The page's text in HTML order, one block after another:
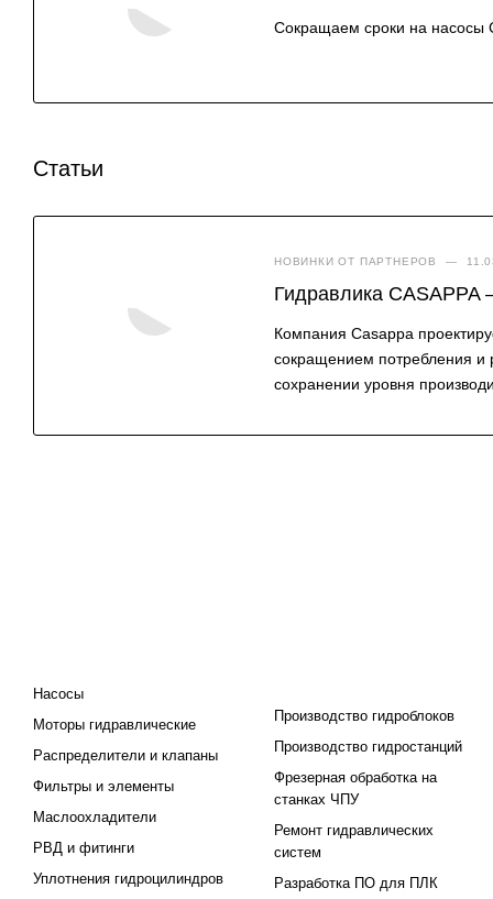
Сокращаем сроки на насосы
Статьи
НОВИНКИ ОТ ПАРТНЕРОВ —
Гидравлика CASAPPA
Компания Casappa
сокращением потребления и
сохранении уровня
Насосы
Моторы гидравлические
Распределители и клапаны
Фильтры и элементы
Маслоохладители
РВД и фитинги
Уплотнения гидроцилиндров
Производство гидроблоков
Производство гидростанций
Фрезерная обработка на
станках ЧПУ
Ремонт гидравлических
систем
Разработка ПО для ПЛК